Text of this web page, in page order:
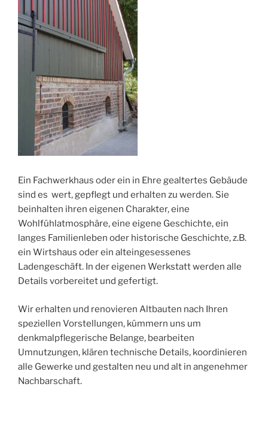
Ein Fachwerkhaus oder ein in Ehre gealtertes Gebäude
sind es wert, gepflegt und erhalten zu werden. Sie
beinhalten ihren eigenen Charakter, eine
Wohlfühlatmosphäre, eine eigene Geschichte, ein
langes Familienleben oder historische Geschichte, z.B.
ein Wirtshaus oder ein alteingesessenes
Ladengeschäft. In der eigenen Werkstatt werden alle
Details vorbereitet und gefertigt.
Wir erhalten und renovieren Altbauten nach Ihren
speziellen Vorstellungen, kümmern uns um
denkmalpflegerische Belange, bearbeiten
Umnutzungen, klären technische Details, koordinieren
alle Gewerke und gestalten neu und alt in angenehmer
Nachbarschaft.